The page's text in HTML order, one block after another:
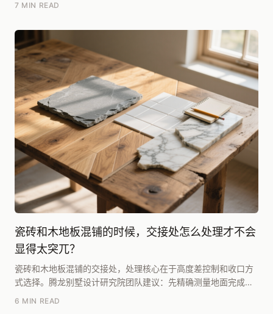
7 MIN READ
瓷砖和木地板混铺的时候，交接处怎么处理才不会
显得太突兀？
瓷砖和木地板混铺的交接处，处理核心在于高度差控制和收口方
式选择。腾龙别墅设计研究院团队建议：先精确测量地面完成面
6 MIN READ